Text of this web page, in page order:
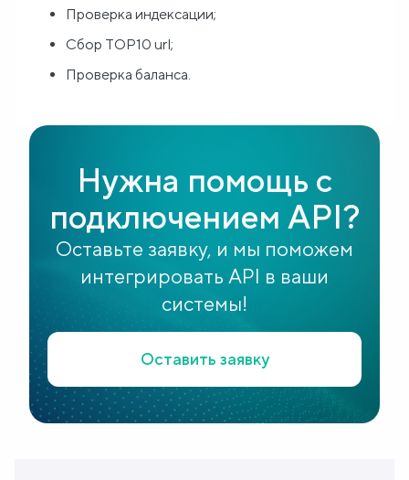
Проверка индексации;
Сбор TOP10 url;
Проверка баланса.
Нужна помощь с
подключением API?
Оставьте заявку, и мы поможем
интегрировать API в ваши
системы!
Оставить заявку